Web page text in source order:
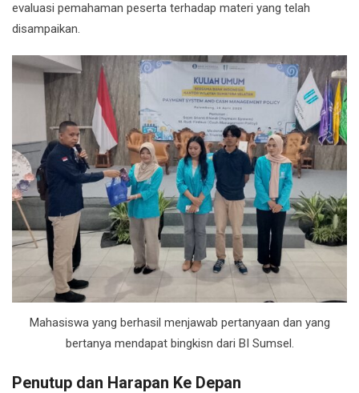
evaluasi pemahaman peserta terhadap materi yang telah
disampaikan.
Mahasiswa yang berhasil menjawab pertanyaan dan yang
bertanya mendapat bingkisn dari BI Sumsel.
Penutup dan Harapan Ke Depan